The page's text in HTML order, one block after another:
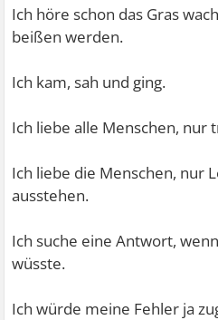
Ich höre schon das Gras
beißen werden.
Ich kam, sah und ging.
Ich liebe alle Menschen, nur
Ich liebe die Menschen, nur
ausstehen.
Ich suche eine Antwort,
wüsste.
Ich würde meine Fehler ja